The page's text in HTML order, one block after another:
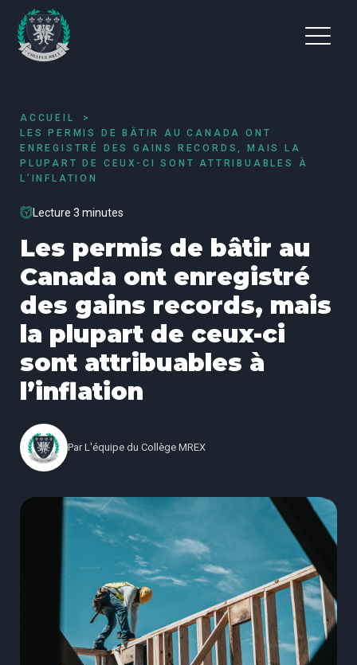
ACCUEIL
LES PERMIS DE BÂTIR AU CANADA ONT
ENREGISTRÉ DES GAINS RECORDS, MAIS LA
PLUPART DE CEUX-CI SONT ATTRIBUABLES À
L’INFLATION
Lecture 3 minutes
Les permis de bâtir au
Canada ont enregistré
des gains records, mais
la plupart de ceux-ci
sont attribuables à
l’inflation
Par L'équipe du Collège MREX